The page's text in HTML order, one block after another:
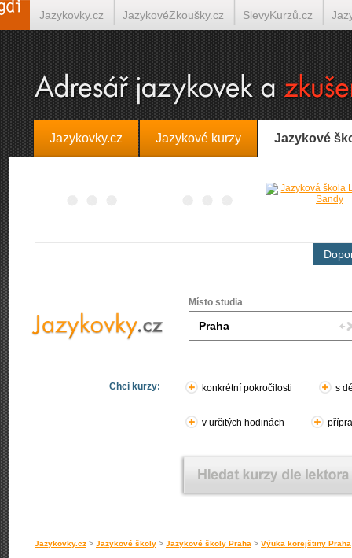
Jazykovky.cz Jazykové kurzy Jazykové
Místo studia
Chci kurzy: konkrétní pokročilosti s
v určitých hodinách
Jazykovky.cz > Jazykové školy > Jazykové školy Praha > Výuka korejštiny Praha
Jazykovky.cz JazykovéZkoušky.cz SlevyKurzů.cz
Španělština on-line Italština on-line Tlumočení-